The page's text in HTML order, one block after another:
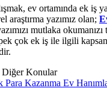
ev ortamında ek iş
araştırma yazımız olan;
mutlaka
çok ek iş ile ilgili
Konular